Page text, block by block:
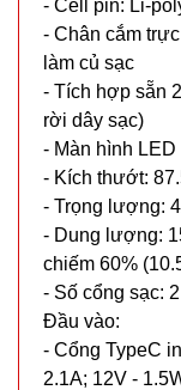
- Cell pin: Li-
- Chân cắm
làm củ sạc
- Tích hợp sẵn
rời dây sạc)
- Màn hình
- Kích thướt:
- Trọng lượng:
- Dung lượng:
chiếm 60%
- Số cổng sạc: 2
Đầu vào:
- Cổng TypeC
2.1A; 12V -